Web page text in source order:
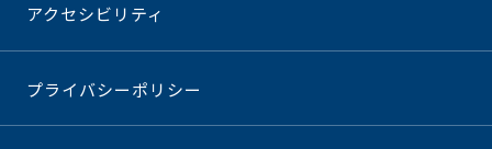
アクセシビリティ
プライバシーポリシー